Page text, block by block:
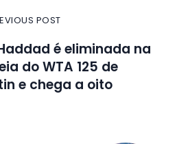
POST
é eliminada na
do WTA 125 de
e chega a oito